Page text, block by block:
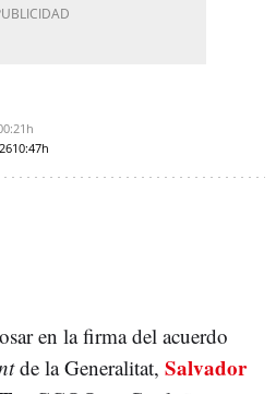
10:47h
en la firma del acuerdo
de la Generalitat, Salvador